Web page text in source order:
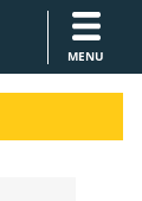
MENU